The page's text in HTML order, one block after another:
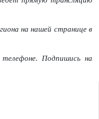
на нашей странице в
Подпишись на